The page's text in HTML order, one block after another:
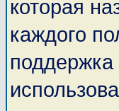
которая
каждого
поддержка